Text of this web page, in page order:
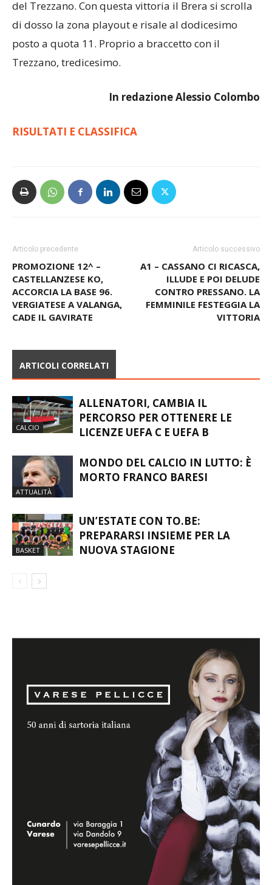
del Trezzano. Con questa vittoria il Brera si scrolla
di dosso la zona playout e risale al dodicesimo
posto a quota 11. Proprio a braccetto con il
Trezzano, tredicesimo.
In redazione Alessio Colombo
RISULTATI E CLASSIFICA
Articolo precedente
PROMOZIONE 12^ –
CASTELLANZESE KO,
ACCORCIA LA BASE 96.
VERGIATESE A VALANGA,
CADE IL GAVIRATE
Articolo successivo
A1 – CASSANO CI RICASCA,
ILLUDE E POI DELUDE
CONTRO PRESSANO. LA
FEMMINILE FESTEGGIA LA
VITTORIA
ARTICOLI CORRELATI
CALCIO
ALLENATORI, CAMBIA IL
PERCORSO PER OTTENERE LE
LICENZE UEFA C E UEFA B
ATTUALITÀ
MONDO DEL CALCIO IN LUTTO: È
MORTO FRANCO BARESI
BASKET
UN’ESTATE CON TO.BE:
PREPARARSI INSIEME PER LA
NUOVA STAGIONE